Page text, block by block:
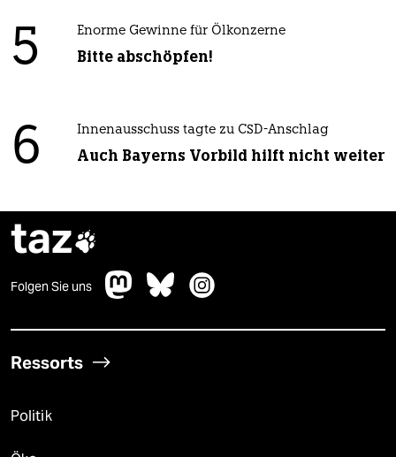
5 Enorme Gewinne für Ölkonzerne
Bitte abschöpfen!
6 Innenausschuss tagte zu CSD-Anschlag
Auch Bayerns Vorbild hilft nicht weiter
taz
Folgen Sie uns
Ressorts
Politik